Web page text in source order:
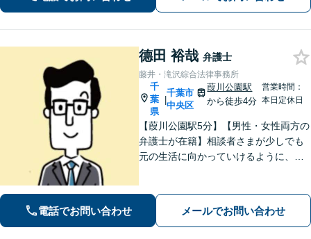
債権回収】
德田 裕哉 弁護士
藤井・滝沢綜合法律事務所
千
葉
県
|
千葉市
中央区
葭川公園駅
から徒歩4分
営業時間：
本日定休日
【葭川公園駅5分】【男性・女性両方の
弁護士が在籍】相談者さまが少しでも
元の生活に向かっていけるように、最
で休日・夜間面談可】【完全個室】
電話でお問い合わせ メールでお問い合わせ